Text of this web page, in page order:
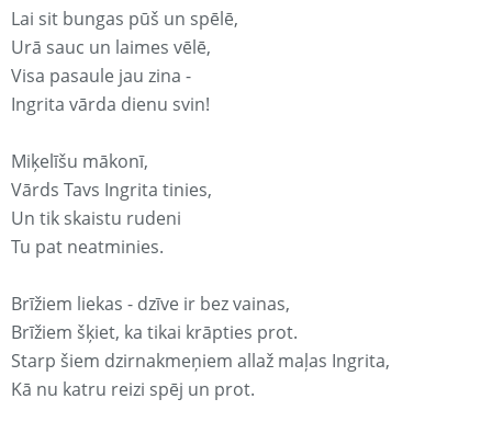
Lai sit bungas pūš un spēlē,
Urā sauc un laimes vēlē,
Visa pasaule jau zina -
Ingrita vārda dienu svin!
Miķelīšu mākonī,
Vārds Tavs Ingrita tinies,
Un tik skaistu rudeni
Tu pat neatminies.
Brīžiem liekas - dzīve ir bez vainas,
Brīžiem šķiet, ka tikai krāpties prot.
Starp šiem dzirnakmeņiem allaž maļas Ingrita,
Kā nu katru reizi spēj un prot.